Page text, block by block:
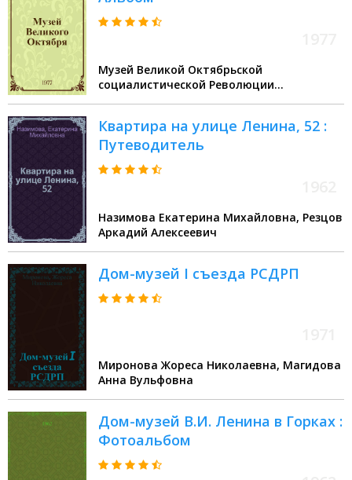
Музей Великой Октябрьской
социалистической Революции
Квартира на улице Ленина, 52 :
Путеводитель
Назимова Екатерина Михайловна, Резцов
Аркадий Алексеевич
Дом-музей I съезда РСДРП
Миронова Жореса Николаевна, Магидова
Анна Вульфовна
Дом-музей В.И. Ленина в Горках :
Фотоальбом